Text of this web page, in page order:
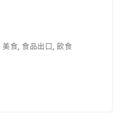
美食, 食品出口, 飲食